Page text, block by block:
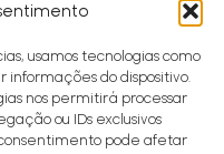
usamos tecnologias como
do dispositivo.
nos permitirá processar
ou IDs exclusivos
pode afetar